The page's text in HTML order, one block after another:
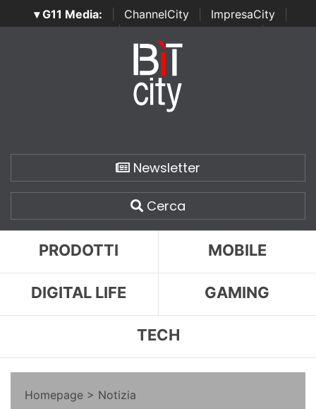
▾ G11 Media: ChannelCity ImpresaCity
SecurityOpenLab | Italian Channel Awards | Italian
Italian Security Awards
Newsletter
Cerca
PRODOTTI MOBILE
DIGITAL LIFE GAMING
TECH
Homepage > Notizia